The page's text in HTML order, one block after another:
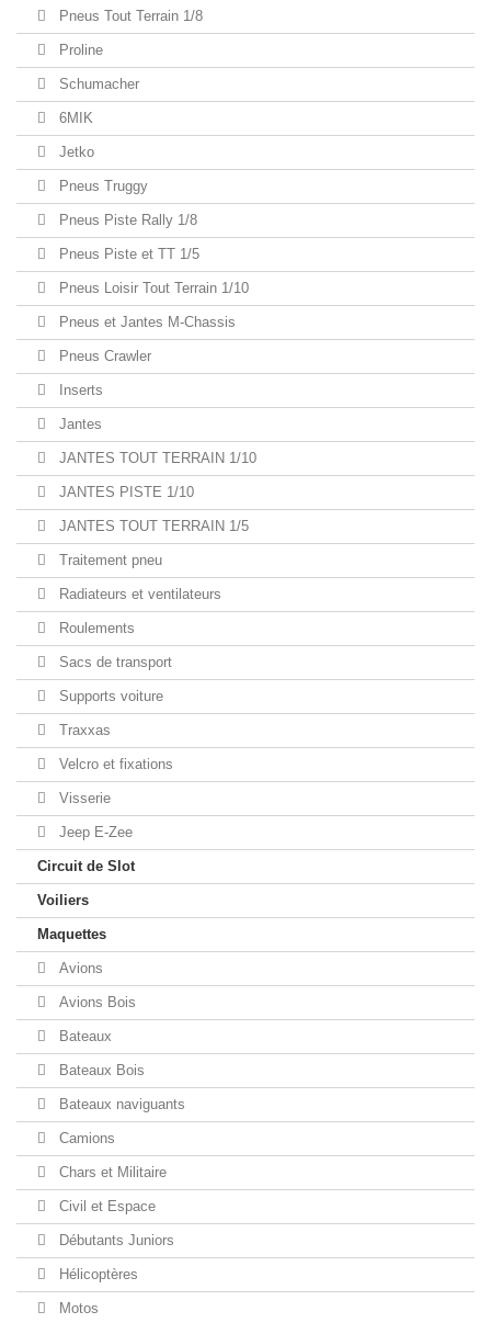
Pneus Tout Terrain 1/8
Proline
Schumacher
6MIK
Jetko
Pneus Truggy
Pneus Piste Rally 1/8
Pneus Piste et TT 1/5
Pneus Loisir Tout Terrain 1/10
Pneus et Jantes M-Chassis
Pneus Crawler
Inserts
Jantes
JANTES TOUT TERRAIN 1/10
JANTES PISTE 1/10
JANTES TOUT TERRAIN 1/5
Traitement pneu
Radiateurs et ventilateurs
Roulements
Sacs de transport
Supports voiture
Traxxas
Velcro et fixations
Visserie
Jeep E-Zee
Circuit de Slot
Voiliers
Maquettes
Avions
Avions Bois
Bateaux
Bateaux Bois
Bateaux naviguants
Camions
Chars et Militaire
Civil et Espace
Débutants Juniors
Hélicoptères
Motos